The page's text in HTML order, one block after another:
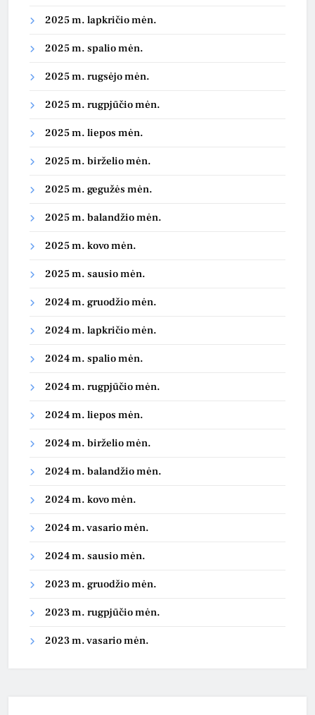
2025 m. lapkričio mėn.
2025 m. spalio mėn.
2025 m. rugsėjo mėn.
2025 m. rugpjūčio mėn.
2025 m. liepos mėn.
2025 m. birželio mėn.
2025 m. gegužės mėn.
2025 m. balandžio mėn.
2025 m. kovo mėn.
2025 m. sausio mėn.
2024 m. gruodžio mėn.
2024 m. lapkričio mėn.
2024 m. spalio mėn.
2024 m. rugpjūčio mėn.
2024 m. liepos mėn.
2024 m. birželio mėn.
2024 m. balandžio mėn.
2024 m. kovo mėn.
2024 m. vasario mėn.
2024 m. sausio mėn.
2023 m. gruodžio mėn.
2023 m. rugpjūčio mėn.
2023 m. vasario mėn.